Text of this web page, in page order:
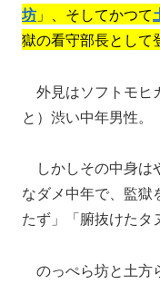
坊 」、そしてかつて
獄の看守部長として
外見はソフトモヒ
と）渋い中年男性。
しかしその中身
なダメ中年で、監獄
たず」「腑抜けたタ
のっぺら坊と土方